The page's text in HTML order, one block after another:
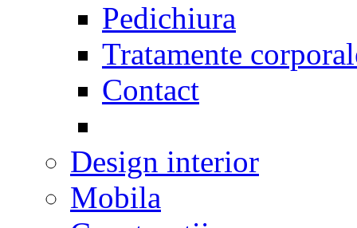
Pedichiura
Tratamente
Contact
Design interior
Mobila